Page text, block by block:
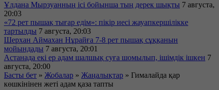
Ұлдана Мырзуанның ісі бойынша тың дерек шықты 7 августа,
20:03
«72 рет пышақ тығар едім»: пікір иесі жауапкершілікке
тартылды 7 августа, 20:03
Шерхан Аймахан Нұрайға 7-8 рет пышақ сұққанын
мойындады 7 августа, 20:01
Астанада екі ер адам шалшық суға шомылып, ішімдік ішкен 7
августа, 20:00
Басты бет » Жобалар » Жаңалықтар » Гималайда қар
көшкінінен жеті адам қаза тапты